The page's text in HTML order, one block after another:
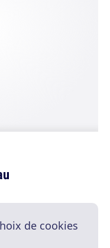
de cookies